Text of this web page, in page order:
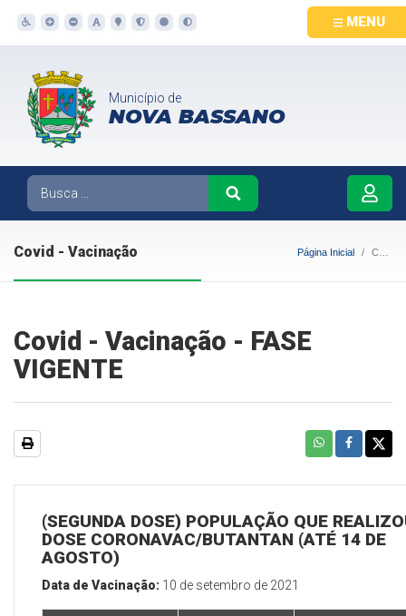
MENU
Município de
NOVA BASSANO
Covid - Vacinação Página Inicial Covid - Vacinação
Covid - Vacinação - FASE
VIGENTE
(SEGUNDA DOSE) POPULAÇÃO QUE
DOSE CORONAVAC/BUTANTAN (ATÉ 14 DE
AGOSTO)
Data de Vacinação: 10 de setembro de 2021